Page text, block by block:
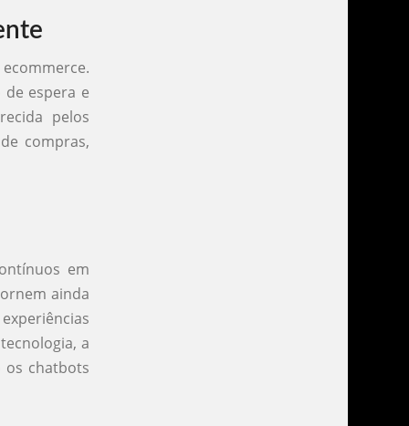
espera e
pelos
compras,
em
ainda
a
os chatbots